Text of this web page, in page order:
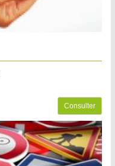
Consulter